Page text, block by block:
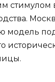
стимулом
модель